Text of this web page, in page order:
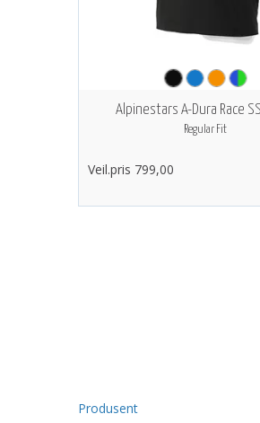
Alpinestars A-Dura Race
Regular Fit
Veil.pris 799,00
Produsent